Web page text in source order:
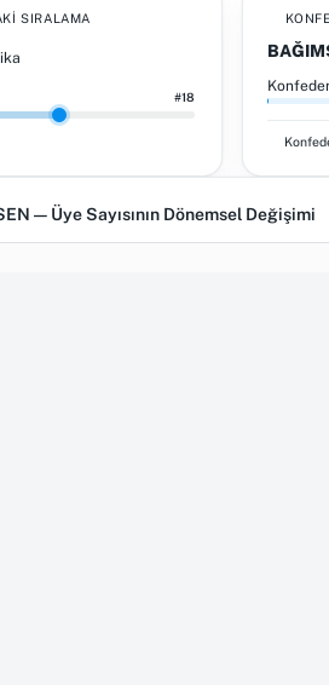
SIRALAMA
#18
— Üye Sayısının Dönemsel Değişimi